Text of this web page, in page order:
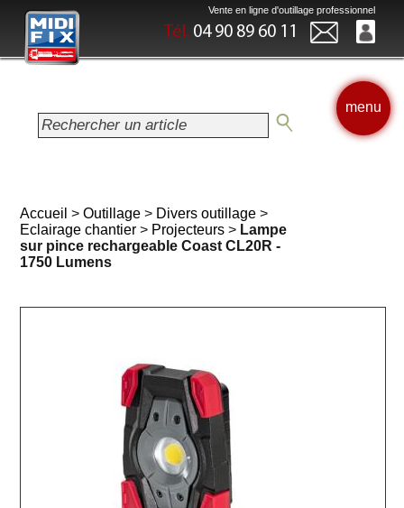
Vente en ligne d'outillage professionnel
Tél. 04 90 89 60 11
menu
Accueil >Outillage > Divers outillage >
Eclairage chantier > Projecteurs > Lampe
sur pince rechargeable Coast CL20R -
1750 Lumens